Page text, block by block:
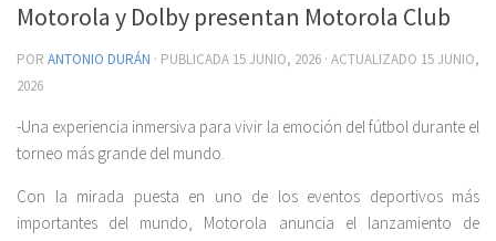
Motorola y Dolby presentan Motorola Club
POR ANTONIO DURÁN · PUBLICADA 15 JUNIO, 2026 · ACTUALIZADO 15 JUNIO,
2026
-Una experiencia inmersiva para vivir la emoción del fútbol durante el
torneo más grande del mundo.
Con la mirada puesta en uno de los eventos deportivos más
importantes del mundo, Motorola anuncia el lanzamiento de